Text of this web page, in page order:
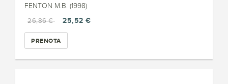
FENTON M.B. (1998)
26,86 €
25,52 €
PRENOTA